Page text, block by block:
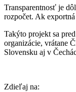
Transparentnosť je
rozpočet. Ak
Takýto projekt sa
organizácie, vrátane
Slovensku aj v
Zdieľaj na: